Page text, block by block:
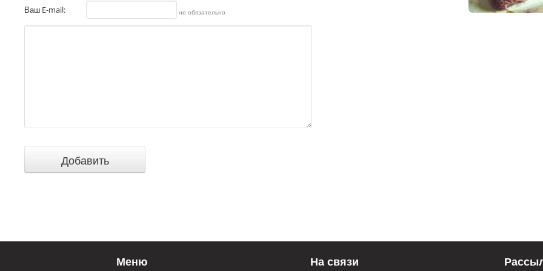
Ваш E-mail: не обязательно
Меню На связи